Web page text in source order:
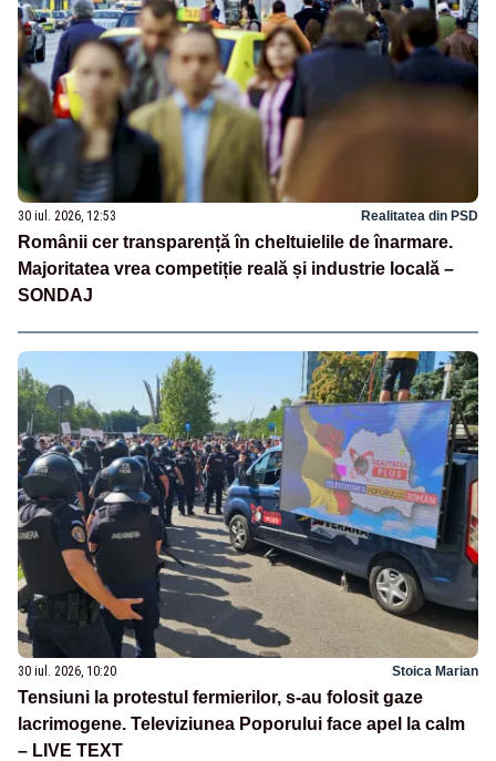
30 iul. 2026, 12:53 Realitatea din PSD
Românii cer transparență în cheltuielile de înarmare.
Majoritatea vrea competiție reală și industrie locală –
SONDAJ
30 iul. 2026, 10:20 Stoica Marian
Tensiuni la protestul fermierilor, s-au folosit gaze
lacrimogene. Televiziunea Poporului face apel la calm
– LIVE TEXT